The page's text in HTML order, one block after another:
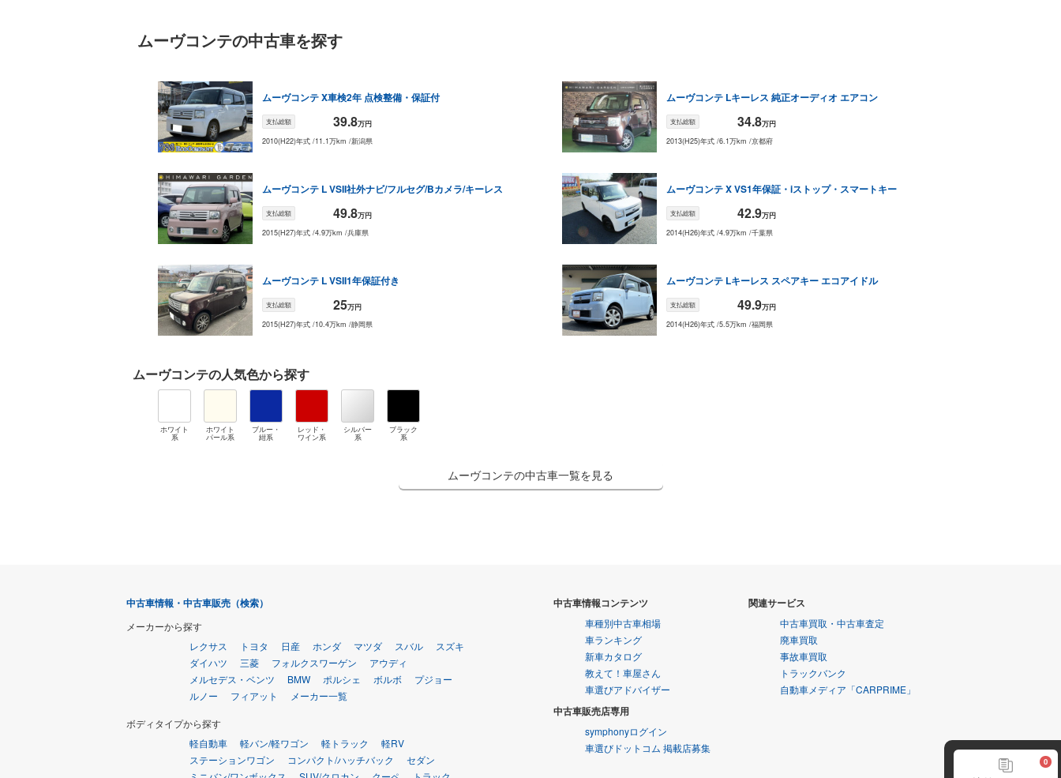
ムーヴコンテの中古車を探す
ムーヴコンテX車検2年 点検整備・保証付
支払総額 39.8万円
2010(H22)年式 /11.1万km /新潟県
ムーヴコンテ Lキーレス 純正オーディオ エアコン
支払総額 34.8万円
2013(H25)年式/6.1万km /京都府
ムーヴコンテ L VSII社外ナビ/フルセグ/Bカメラ/キーレス
支払総額 49.8万円
2015(H27)年式 /4.9万km /兵庫県
ムーヴコンテX VS1年保証・iストップ・スマートキー
支払総額 42.9万円
2014(H26)年式/4.9万km /千葉県
ムーヴコンテ L VSII1年保証付き
支払総額 25万円
2015(H27)年式 /10.4万km /静岡県
ムーヴコンテ Lキーレス スペアキー エコアイドル
支払総額 49.9万円
2014(H26)年式/5.5万km /福岡県
ムーヴコンテの人気色から探す
ホワイト
系
ホワイト
パール系
ブルー・
紺系
レッド・
ワイン系
シルバー
系
ブラック
系
ムーヴコンテの中古車一覧を見る
0
中古車情報・中古車販売（検索）
メーカーから探す
レクサス
トヨタ 日産 ホンダ マツダ スバル
スズキ
ダイハツ
三菱 フォルクスワーゲン
アウディ
メルセデス・ベンツ
BMW ポルシェ ボルボ
プジョー
ルノー
フィアット メーカー一覧
ボディタイプから探す
軽自動車
軽バン/軽ワゴン 軽トラック
軽RV
ステーションワゴン
コンパクト/ハッチバック
セダン
中古車情報コンテンツ
車種別中古車相場
車ランキング
新車カタログ
教えて！車屋さん
車選びアドバイザー
中古車販売店専用
symphonyログイン
車選びドットコム 掲載店募集
関連サービス
中古車買取・中古車査定
廃車買取
事故車買取
トラックバンク
自動車メディア「CARPRIME」